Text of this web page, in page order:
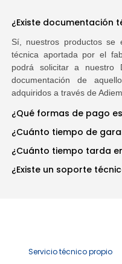
¿Existe documentación
Sí, nuestros productos se
técnica aportada por el
podrá solicitar a nuestro
documentación de
adquiridos a través de
¿Qué formas de pago
¿Cuánto tiempo de
¿Cuánto tiempo tarda
¿Existe un soporte
Servicio técnico propio